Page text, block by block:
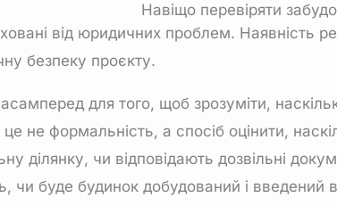
Навіщо перевіряти
від юридичних проблем. Наявність
безпеку проєкту.
для того, щоб зрозуміти,
не формальність, а спосіб оцінити,
ділянку, чи відповідають дозвільні
буде будинок добудований і введений